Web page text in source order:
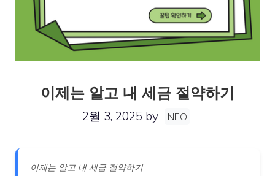
이제는 알고 내 세금 절약하기
2월 3, 2025 by NEO
이제는 알고 내 세금 절약하기